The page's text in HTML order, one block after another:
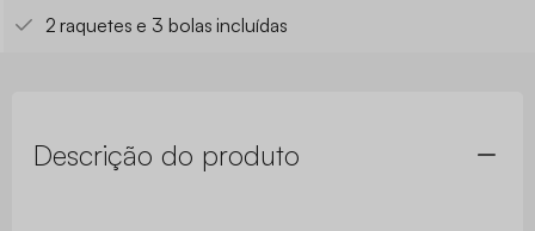
2 raquetes e 3 bolas incluídas
Descrição do produto